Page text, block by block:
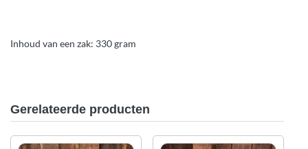
Inhoud van een zak: 330 gram
Gerelateerde producten